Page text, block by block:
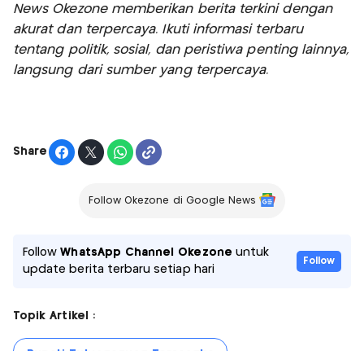
News Okezone memberikan berita terkini dengan
akurat dan terpercaya. Ikuti informasi terbaru
tentang politik, sosial, dan peristiwa penting lainnya,
langsung dari sumber yang terpercaya.
Share
Follow Okezone di Google News
FollowWhatsApp Channel Okezone untuk
update berita terbaru setiap hari
Follow
Topik Artikel :